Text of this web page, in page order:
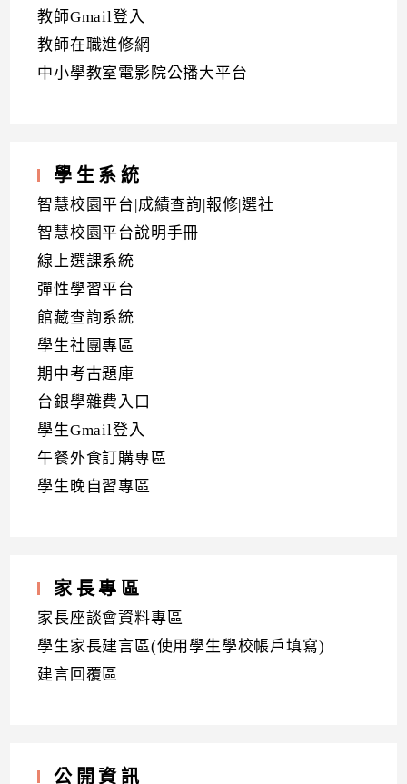
教師Gmail登入
教師在職進修網
中小學教室電影院公播大平台
學生系統
智慧校園平台|成績查詢|報修|選社
智慧校園平台說明手冊
線上選課系統
彈性學習平台
館藏查詢系統
學生社團專區
期中考古題庫
台銀學雜費入口
學生Gmail登入
午餐外食訂購專區
學生晚自習專區
家長專區
家長座談會資料專區
學生家長建言區(使用學生學校帳戶填寫)
建言回覆區
公開資訊